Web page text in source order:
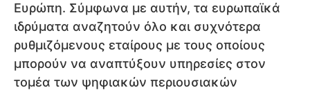
Ευρώπη. Σύμφωνα με αυτήν, τα ευρωπαϊκά
ιδρύματα αναζητούν όλο και συχνότερα
ρυθμιζόμενους εταίρους με τους οποίους
μπορούν να αναπτύξουν υπηρεσίες στον
τομέα των ψηφιακών περιουσιακών